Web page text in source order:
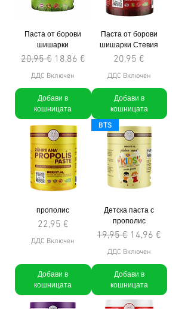
Паста от борови
шишарки
Редовна цена
20,95 € Продажна цена
18,86 €
ДДС Включен
Добави в
кошницата
Паста от борови
шишарки Стевия
Цена
20,95 €
ДДС Включен
Добави в
кошницата
прополис
Цена
22,95 €
ДДС Включен
Добави в
кошницата
BTS
Детска паста с
прополис
Редовна цена
19,95 € Продажна цена
14,96 €
ДДС Включен
Добави в
кошницата